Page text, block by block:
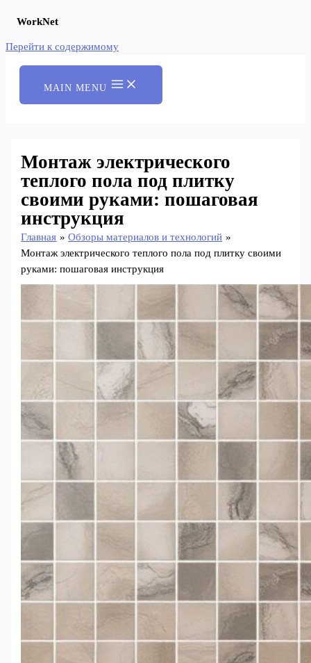
WorkNet
Перейти к содержимому
MAIN MENU
Монтаж электрического
теплого пола под плитку
своими руками: пошаговая
инструкция
Главная
Обзоры материалов и технологий
Монтаж электрического теплого пола под плитку своими
руками: пошаговая инструкция